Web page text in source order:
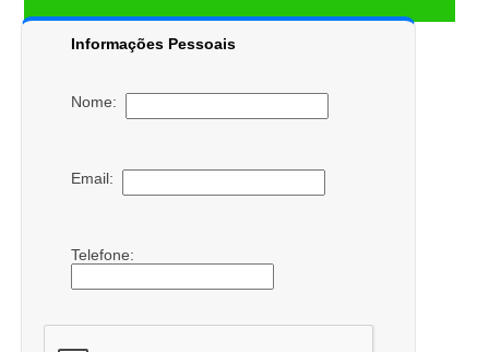
Informações Pessoais
Nome:
Email:
Telefone: